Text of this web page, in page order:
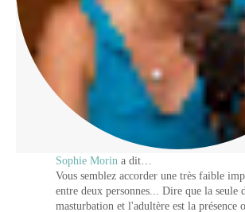
Sophie Morin a dit…
Vous semblez accorder une très faible
entre deux personnes... Dire que la seule
masturbation et l'adultère est la présence